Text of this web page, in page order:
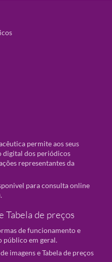
permite aos seus
digital dos periódicos
representantes da
para consulta online
Tabela de preços
de funcionamento e
público em geral.
imagens e Tabela de preços